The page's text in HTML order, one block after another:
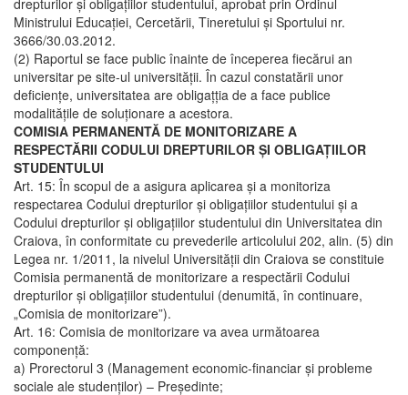
drepturilor şi obligaţiilor studentului, aprobat prin Ordinul
Ministrului Educaţiei, Cercetării, Tineretului şi Sportului nr.
3666/30.03.2012.
(2) Raportul se face public înainte de începerea fiecărui an
universitar pe site-ul universităţii. În cazul constatării unor
deficienţe, universitatea are obligațţia de a face publice
modalităţile de soluţionare a acestora.
COMISIA PERMANENTĂ DE MONITORIZARE A
RESPECTĂRII CODULUI DREPTURILOR ŞI OBLIGAŢIILOR
STUDENTULUI
Art. 15: În scopul de a asigura aplicarea şi a monitoriza
respectarea Codului drepturilor şi obligaţiilor studentului şi a
Codului drepturilor şi obligaţiilor studentului din Universitatea din
Craiova, în conformitate cu prevederile articolului 202, alin. (5) din
Legea nr. 1/2011, la nivelul Universităţii din Craiova se constituie
Comisia permanentă de monitorizare a respectării Codului
drepturilor şi obligaţiilor studentului (denumită, în continuare,
„Comisia de monitorizare”).
Art. 16: Comisia de monitorizare va avea următoarea
componenţă:
a) Prorectorul 3 (Management economic-financiar şi probleme
sociale ale studenţilor) – Preşedinte;